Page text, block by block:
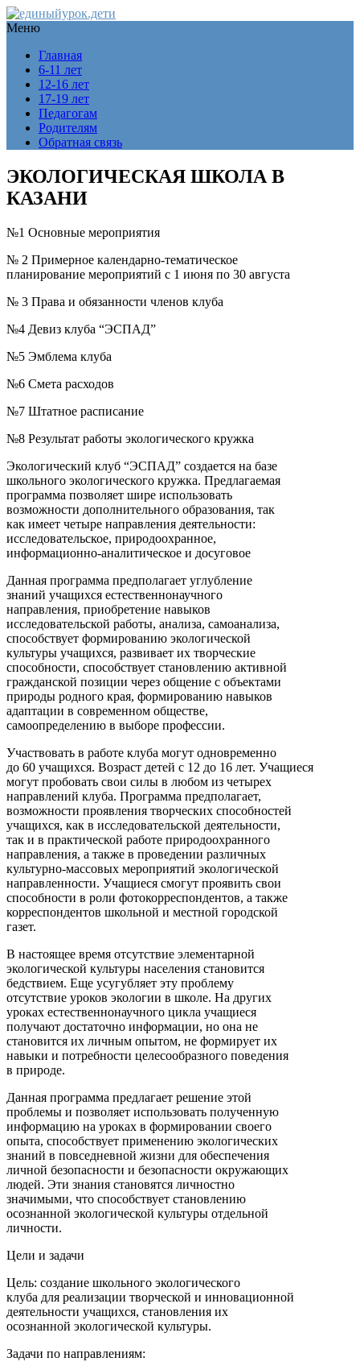
Меню
Главная
6-11 лет
12-16 лет
17-19 лет
Педагогам
Родителям
Обратная связь
ЭКОЛОГИЧЕСКАЯ ШКОЛА В
КАЗАНИ
№1 Основные мероприятия
№ 2 Примерное календарно-тематическое
планирование мероприятий с 1 июня по 30 августа
№ 3 Права и обязанности членов клуба
№4 Девиз клуба “ЭСПАД”
№5 Эмблема клуба
№6 Смета расходов
№7 Штатное расписание
№8 Результат работы экологического кружка
Экологический клуб “ЭСПАД” создается на базе
школьного экологического кружка. Предлагаемая
программа позволяет шире использовать
возможности дополнительного образования, так
как имеет четыре направления деятельности:
исследовательское, природоохранное,
информационно-аналитическое и досуговое
Данная программа предполагает углубление
знаний учащихся естественнонаучного
направления, приобретение навыков
исследовательской работы, анализа, самоанализа,
способствует формированию экологической
культуры учащихся, развивает их творческие
способности, способствует становлению активной
гражданской позиции через общение с объектами
природы родного края, формированию навыков
адаптации в современном обществе,
самоопределению в выборе профессии.
Участвовать в работе клуба могут одновременно
до 60 учащихся. Возраст детей с 12 до 16 лет. Учащиеся
могут пробовать свои силы в любом из четырех
направлений клуба. Программа предполагает,
возможности проявления творческих способностей
учащихся, как в исследовательской деятельности,
так и в практической работе природоохранного
направления, а также в проведении различных
культурно-массовых мероприятий экологической
направленности. Учащиеся смогут проявить свои
способности в роли фотокорреспондентов, а также
корреспондентов школьной и местной городской
газет.
В настоящее время отсутствие элементарной
экологической культуры населения становится
бедствием. Еще усугубляет эту проблему
отсутствие уроков экологии в школе. На других
уроках естественнонаучного цикла учащиеся
получают достаточно информации, но она не
становится их личным опытом, не формирует их
навыки и потребности целесообразного поведения
в природе.
Данная программа предлагает решение этой
проблемы и позволяет использовать полученную
информацию на уроках в формировании своего
опыта, способствует применению экологических
знаний в повседневной жизни для обеспечения
личной безопасности и безопасности окружающих
людей. Эти знания становятся личностно
значимыми, что способствует становлению
осознанной экологической культуры отдельной
личности.
Цели и задачи
Цель: создание школьного экологического
клуба для реализации творческой и инновационной
деятельности учащихся, становления их
осознанной экологической культуры.
Задачи по направлениям: